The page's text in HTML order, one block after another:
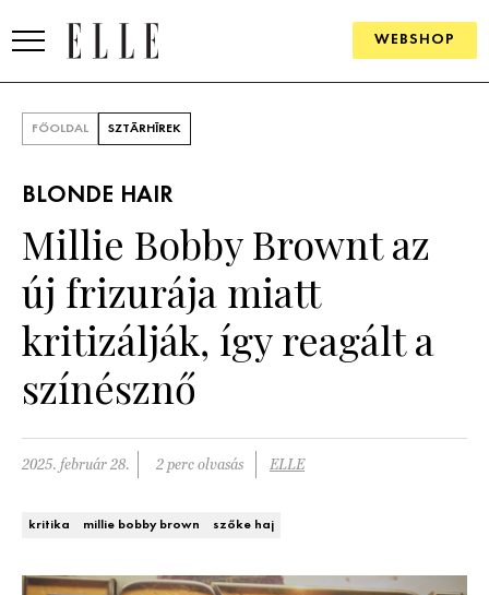
WEBSHOP
SZÉPSÉG
KULTÚRA
PSZICHÉ
PÁRKAPCSOLAT
DECOR
Hírek
HOROSZKÓP
FŐOLDAL SZTÁRHÍREK
BLONDE HAIR
Millie Bobby Brownt az
új frizurája miatt
kritizálják, így reagált a
színésznő
2025. február 28. 2 perc olvasás ELLE
kritika millie bobby brown szőke haj